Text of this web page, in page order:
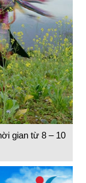
gian từ 8 – 10